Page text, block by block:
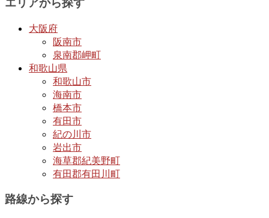
大阪府
阪南市
泉南郡岬町
和歌山県
和歌山市
海南市
橋本市
有田市
紀の川市
岩出市
海草郡紀美野町
有田郡有田川町
路線から探す